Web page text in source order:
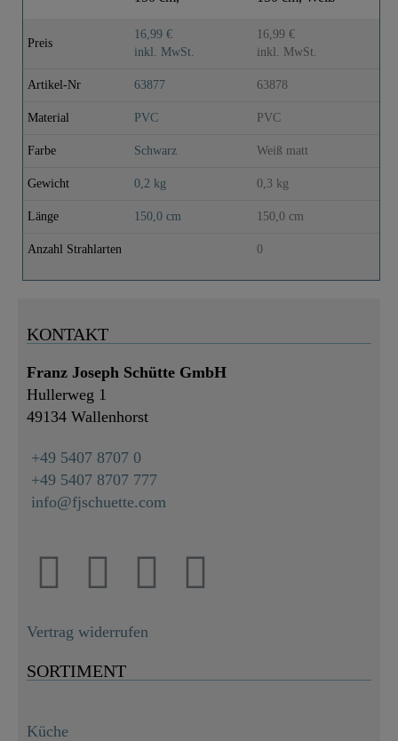
Preis
16,99 €
inkl. MwSt.
16,99 €
inkl. MwSt.
Artikel-Nr 63877 63878
Material PVC PVC
Farbe Schwarz Weiß matt
Gewicht 0,2 kg 0,3 kg
Länge 150,0 cm 150,0 cm
Anzahl Strahlarten 0
KONTAKT
Franz Joseph Schütte GmbH
Hullerweg 1
49134 Wallenhorst
+49 5407 8707 0
+49 5407 8707 777
info@fjschuette.com
Vertrag widerrufen
SORTIMENT
Küche